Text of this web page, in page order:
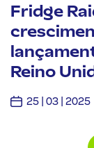
Fridge
Reino
25 | 03 | 2025